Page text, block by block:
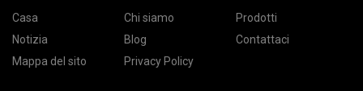
Casa Chi siamo
Prodotti
Notizia
Blog
Contattaci
Mappa del sito
Privacy Policy